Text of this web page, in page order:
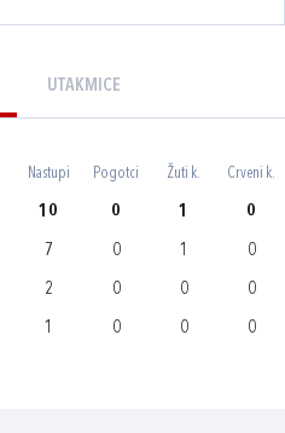
UTAKMICE
Nastupi Pogotci Žuti k. Crveni k.
10 0 1 0
7 0 1 0
2 0 0 0
1 0 0 0